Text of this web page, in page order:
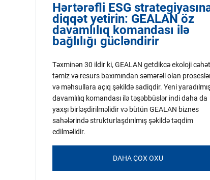
Hərtərəfli ESG
diqqət yetirin: GEALAN öz
davamlılıq komandası ilə
bağlılığı gücləndirir
Təxminən 30 ildir ki, GEALAN getdikcə ekoloji
təmiz və resurs baxımından səmərəli olan
və məhsullara açıq şəkildə sadiqdir. Yeni
davamlılıq komandası ilə təşəbbüslər indi daha da
yaxşı birləşdirilməlidir və bütün GEALAN biznes
sahələrində strukturlaşdırılmış şəkildə təqdim
edilməlidir.
DAHA ÇOX OXU